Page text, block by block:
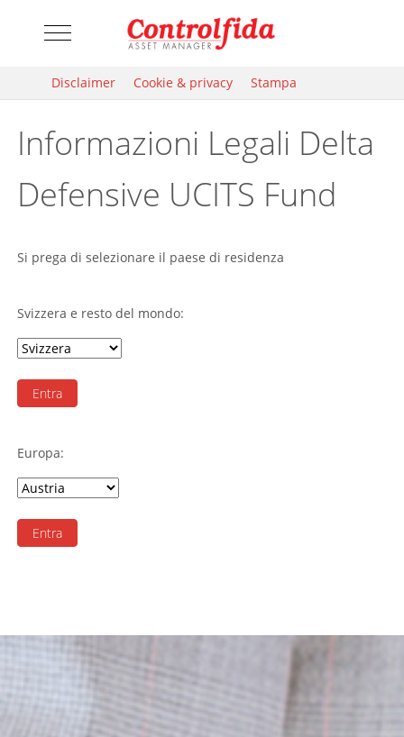
Mobile Menu Toggle
Disclaimer Cookie & privacy Stampa
Informazioni Legali Delta
Defensive UCITS Fund
Si prega di selezionare il paese di residenza
Svizzera e resto del mondo:
Entra
Europa:
Entra